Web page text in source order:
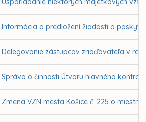
Usporiadanie niektorých majetkových
Informácia o predložení žiadosti o
Delegovanie zástupcov zriaďovateľa v
Správa o činnosti Útvaru hlavného
Zmena VZN mesta Košice č. 225 o